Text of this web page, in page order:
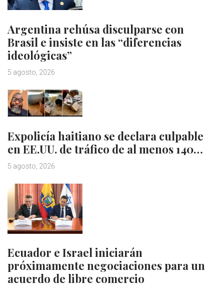
Argentina rehúsa disculparse con
Brasil e insiste en las “diferencias
ideológicas”
5 agosto, 2026
Expolicía haitiano se declara culpable
en EE.UU. de tráfico de al menos 140…
5 agosto, 2026
Ecuador e Israel iniciarán
próximamente negociaciones para un
acuerdo de libre comercio